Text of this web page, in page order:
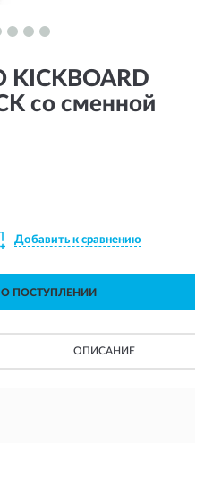
KICKBOARD
со сменной
Добавить к сравнению
ПОСТУПЛЕНИИ
ОПИСАНИЕ